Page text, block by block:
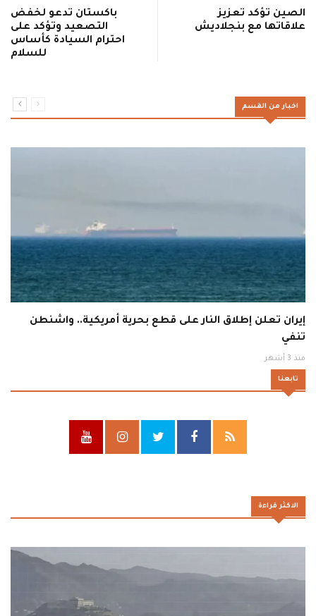
الصين تؤكد تعزيز
علاقاتها مع بنجلاديش
باكستان تدعو لخفض
التصعيد وتؤكد على
احترام السيادة كأساس
للسلام
اخبار من القسم
إيران تعلن إطلاق النار على قطع بحرية أمريكية.. واشنطن
تنفي
منذ 3 أشهر
تابعنا
الاكثر قراءة